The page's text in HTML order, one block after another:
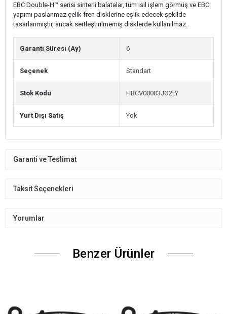
EBC Double-H™ serisi sinterli balatalar, tüm ısıl işlem görmüş ve EBC
yapımı paslanmaz çelik fren disklerine eşlik edecek şekilde
tasarlanmıştır, ancak sertleştirilmemiş disklerde kullanılmaz.
Garanti Süresi (Ay) 6
Seçenek Standart
Stok Kodu HBCV00003JO2LY
Yurt Dışı Satış Yok
Garanti ve Teslimat
Taksit Seçenekleri
Yorumlar
Benzer Ürünler